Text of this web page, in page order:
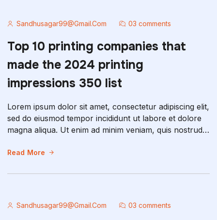
Sandhusagar99@gmail.com 03 comments
Top 10 printing companies that
made the 2024 printing
impressions 350 list
Lorem ipsum dolor sit amet, consectetur adipiscing elit,
sed do eiusmod tempor incididunt ut labore et dolore
magna aliqua. Ut enim ad minim veniam, quis nostrud
commodo consequat. Duis aute irure dolor in
fugiat nulla pariatur. Excepteur sint occaecat […]
Read More
Sandhusagar99@gmail.com 03 comments